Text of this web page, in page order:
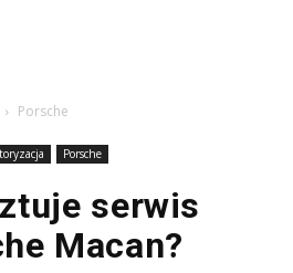
Porsche
Porsche
serwis
Macan?